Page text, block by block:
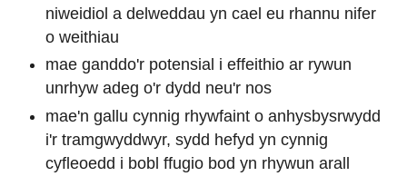
niweidiol a delweddau yn cael eu rhannu nifer
o weithiau
mae ganddo'r potensial i effeithio ar rywun
unrhyw adeg o'r dydd neu'r nos
mae'n gallu cynnig rhywfaint o anhysbysrwydd
i'r tramgwyddwyr, sydd hefyd yn cynnig
cyfleoedd i bobl ffugio bod yn rhywun arall